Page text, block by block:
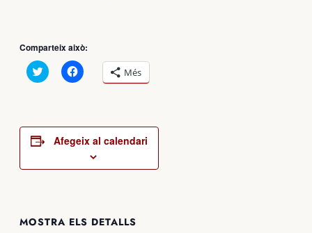
Comparteix això:
Feu
clic
(S’obre
una
Feu
clic
(S’obre
una
finestra)
Més
Afegeix al calendari
MOSTRA ELS DETALLS